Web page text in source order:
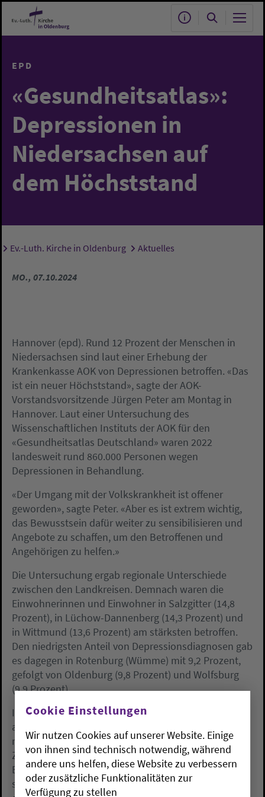
Zum Hauptinhalt springen
EPD
«Gesundheitsatlas»:
Depressionen in
Niedersachsen auf
dem Höchststand
Sie sind hier:
Ev.-Luth. Kirche in Oldenburg Aktuelles
MO., 07.10.2024
Hannover (epd). Rund 12 Prozent der Menschen in
Niedersachsen sind laut einer Erhebung der
Krankenkasse AOK von Depressionen betroffen. «Das
ist ein neuer Höchststand», sagte der AOK-
Vorstandsvorsitzende Jürgen Peter am Montag in
Hannover. Laut einer Untersuchung des
Wissenschaftlichen Instituts der AOK für den
«Gesundheitsatlas Deutschland» waren 2022
landesweit rund 860.000 Personen wegen
Depressionen in Behandlung.
«Der Umgang mit der Volkskrankheit ist offener
geworden», sagte Peter. «Aber es ist extrem wichtig,
das Bewusstsein dafür weiter zu sensibilisieren und
Angebote zu schaffen, um den Betroffenen und
Angehörigen zu helfen.»
Die Untersuchung ergab regionale Unterschiede
zwischen den Landkreisen. Demnach waren die
Einwohnerinnen und Einwohner in Salzgitter (14,8
Prozent), in Lüchow-Dannenberg (14,3 Prozent) und
in Wittmund (13,6 Prozent) am stärksten betroffen.
Den niedrigsten Anteil von Depressionsdiagnosen gab
es dagegen in Rotenburg (Wümme) mit 9,2 Prozent,
gefolgt von Oldenburg (9,8 Prozent) und Wolfsburg
(9,9 Prozent).
In allen Altersgruppen sind Frauen häufiger betroffen
als Männer. Bei den 60- bis 64-Jährigen waren es
mehr als jede fünfte Frau und fast jeder siebte Mann.
Zwischen 65 und 74 Jahren gehen die Zahlen der
Erhebung zufolge leicht zurück. Noch einmal höher
sind sie dann bei Frauen im Alter von 80 bis 84, von
Cookie Einstellungen
Wir nutzen Cookies auf unserer Website. Einige
von ihnen sind technisch notwendig, während
andere uns helfen, diese Website zu verbessern
oder zusätzliche Funktionalitäten zur
Verfügung zu stellen